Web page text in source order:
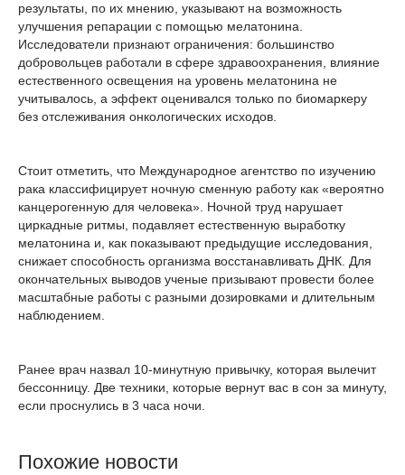
результаты, по их мнению, указывают на возможность
улучшения репарации с помощью мелатонина.
Исследователи признают ограничения: большинство
добровольцев работали в сфере здравоохранения, влияние
естественного освещения на уровень мелатонина не
учитывалось, а эффект оценивался только по биомаркеру
без отслеживания онкологических исходов.
Стоит отметить, что Международное агентство по изучению
рака классифицирует ночную сменную работу как «вероятно
канцерогенную для человека». Ночной труд нарушает
циркадные ритмы, подавляет естественную выработку
мелатонина и, как показывают предыдущие исследования,
снижает способность организма восстанавливать ДНК. Для
окончательных выводов ученые призывают провести более
масштабные работы с разными дозировками и длительным
наблюдением.
Ранее врач назвал 10-минутную привычку, которая вылечит
бессонницу. Две техники, которые вернут вас в сон за минуту,
если проснулись в 3 часа ночи.
Похожие новости